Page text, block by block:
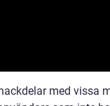
med vissa